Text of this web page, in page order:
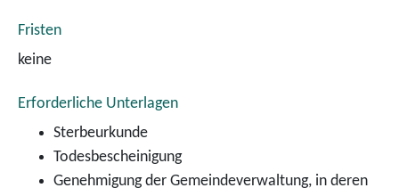
Fristen
keine
Erforderliche Unterlagen
Sterbeurkunde
Todesbescheinigung
Genehmigung der Gemeindeverwaltung, in deren